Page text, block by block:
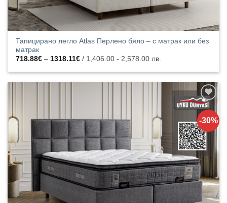
Тапицирано легло Atlas Перлено бяло – с матрак или без
матрак
718.88€ – 1318.11€Price
718.88€
/ 1,406.00 - 2,578.00 лв.
-30%
Добавяне
към
списъка с
харесани
продукти